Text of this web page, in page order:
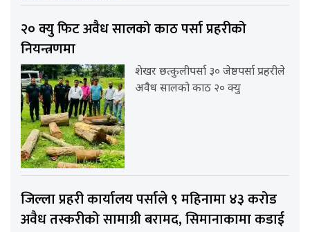
२० क्यु फिट अवैध सालको काठ पर्सा प्रहरीको
नियन्त्रणमा
शेखर छत्कुलीपर्सा ३० जेष्ठपर्सा प्रहरीले
अवैध सालको काठ २० क्यु
जिल्ला प्रहरी कार्यालय पर्साले ९ महिनामा ४३ करोड
अवैध तस्करीको सामाग्री बरामद, सिमानाकामा कडाई